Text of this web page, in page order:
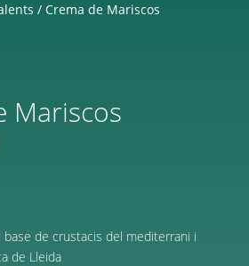
/ Crema de Mariscos
Mariscos
base de crustacis del mediterrani i
de Lleida